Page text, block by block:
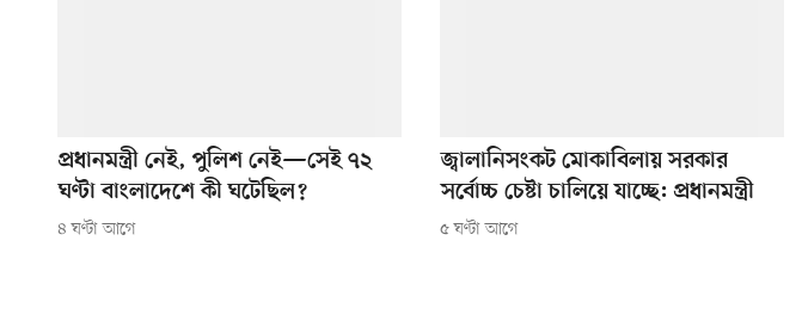
প্রধানমন্ত্রী নেই, পুলিশ নেই—সেই ৭২
ঘণ্টা বাংলাদেশে কী ঘটেছিল?
৪ ঘণ্টা আগে
জ্বালানিসংকট মোকাবিলায় সরকার
সর্বোচ্চ চেষ্টা চালিয়ে যাচ্ছে: প্রধানমন্ত্রী
৫ ঘণ্টা আগে